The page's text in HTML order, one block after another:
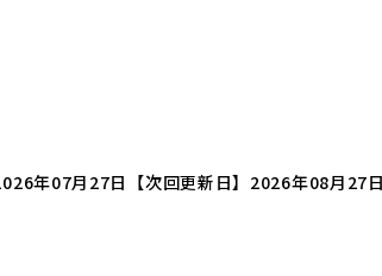
年07月27日 【次回更新日】2026年08月27日